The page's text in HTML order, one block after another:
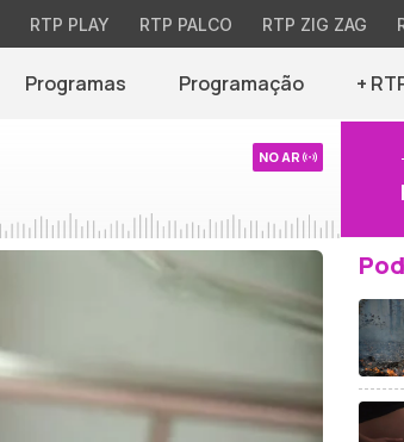
RTP PLAY RTP PALCO RTP ZIG ZAG
Programas Programação +
NO AR